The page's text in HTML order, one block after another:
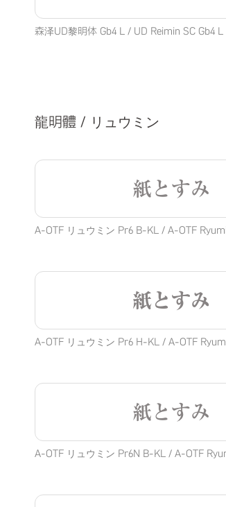
森泽UD黎明体 Gb4 L / UD Reimin SC Gb4 L
龍明體 / リュウミン
紙とすみ
A-OTF リュウミン Pr6 B-KL / A-OTF
紙とすみ
A-OTF リュウミン Pr6 H-KL / A-OTF
紙とすみ
A-OTF リュウミン Pr6N B-KL / A-OTF